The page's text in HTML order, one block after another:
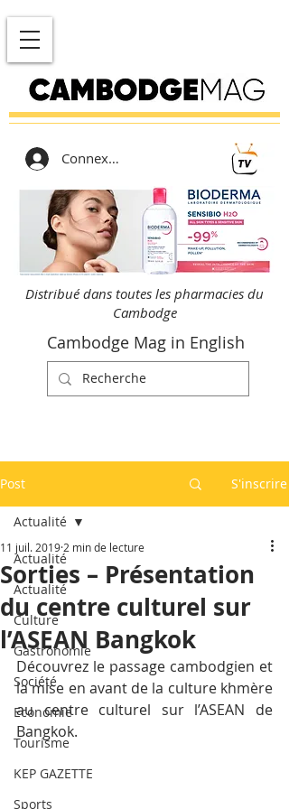
Connexion
Distribué dans toutes les pharmacies du
Cambodge
Cambodge Mag in English
Post S'inscrire
Actualité
Actualité
Culture
Gastronomie
Société
Economie
Tourisme
KEP GAZETTE
Sports
Actualité
Sorties – Présentation
du centre culturel sur
l’ASEAN Bangkok
11 juil. 2019 2 min de lecture
Découvrez le passage cambodgien et
la mise en avant de la culture khmère
au centre culturel sur l’ASEAN de
Bangkok.